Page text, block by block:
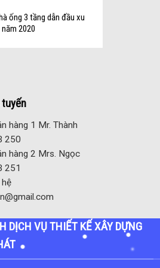
ống 3 tầng dẫn đầu xu
2020
hàng 1 Mr. Thành
250
hàng 2 Mrs. Ngọc
251
hệ
DỊCH VỤ THIẾT KẾ XÂY DỰNG